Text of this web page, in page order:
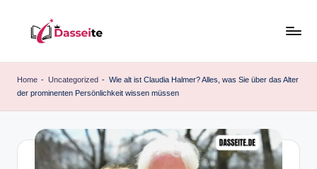
content
a
e
Home - Uncategorized - Wie alt ist Claudia Halmer? Alles, was Sie über das Alter
der prominenten Persönlichkeit wissen müssen